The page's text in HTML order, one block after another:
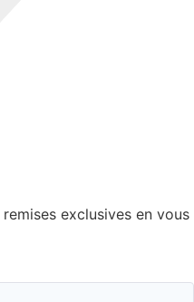
exclusives en vous